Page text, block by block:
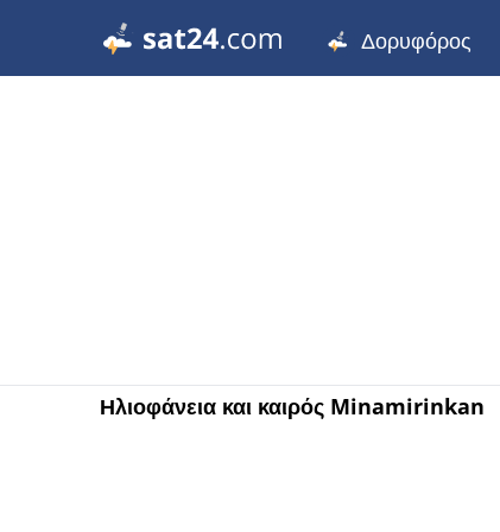
Δορυφόρος
Ηλιοφάνεια και καιρός Minamirinkan